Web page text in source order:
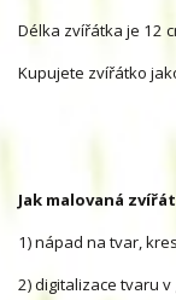
Délka zvířátka je 12
Kupujete zvířátko
Jak malovaná
1) nápad na tvar,
2) digitalizace tvaru